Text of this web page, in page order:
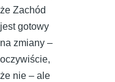
że Zachód
jest gotowy
na zmiany –
oczywiście,
że nie – ale